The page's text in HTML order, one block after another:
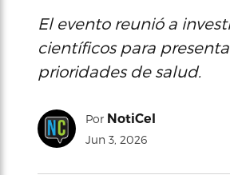
El evento reunió a
científicos para
prioridades de salud.
Por NotiCel
Jun 3, 2026